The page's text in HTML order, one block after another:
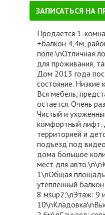
ЗАПИСАТЬСЯ НА
Продается 1-
+балкон 4,4м,
поле.\nОтличная
для проживания,
Дом 2013 года
состояние. Низкие
Вся мебель,
остается. Очень
Чистый и
комфортный лифт.
территорией и
подъезд под
дома большое
мест для
1\nОбщая
утепленный
8 мsup2;\nЭтаж: 9